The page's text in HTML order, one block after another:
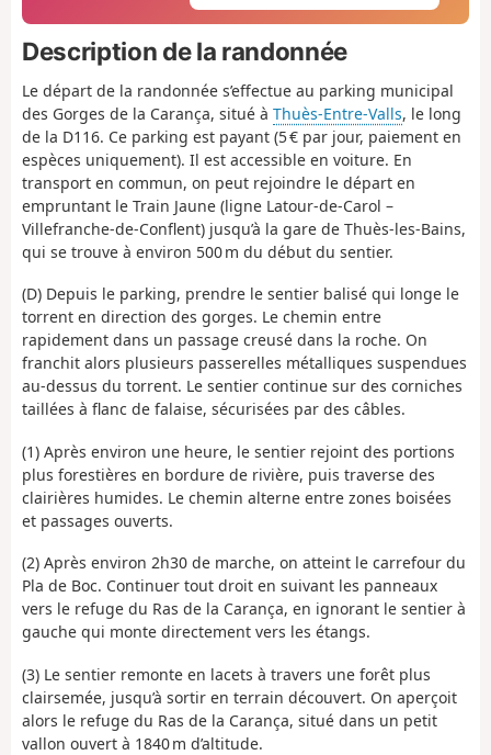
Description de la randonnée
Le départ de la randonnée s’effectue au parking municipal
des Gorges de la Carança, situé à Thuès-Entre-Valls, le long
de la D116. Ce parking est payant (5 € par jour, paiement en
espèces uniquement). Il est accessible en voiture. En
transport en commun, on peut rejoindre le départ en
empruntant le Train Jaune (ligne Latour-de-Carol –
Villefranche-de-Conflent) jusqu’à la gare de Thuès-les-Bains,
qui se trouve à environ 500 m du début du sentier.
(D) Depuis le parking, prendre le sentier balisé qui longe le
torrent en direction des gorges. Le chemin entre
rapidement dans un passage creusé dans la roche. On
franchit alors plusieurs passerelles métalliques suspendues
au-dessus du torrent. Le sentier continue sur des corniches
taillées à flanc de falaise, sécurisées par des câbles.
(1) Après environ une heure, le sentier rejoint des portions
plus forestières en bordure de rivière, puis traverse des
clairières humides. Le chemin alterne entre zones boisées
et passages ouverts.
(2) Après environ 2h30 de marche, on atteint le carrefour du
Pla de Boc. Continuer tout droit en suivant les panneaux
vers le refuge du Ras de la Carança, en ignorant le sentier à
gauche qui monte directement vers les étangs.
(3) Le sentier remonte en lacets à travers une forêt plus
clairsemée, jusqu’à sortir en terrain découvert. On aperçoit
alors le refuge du Ras de la Carança, situé dans un petit
vallon ouvert à 1840 m d’altitude.